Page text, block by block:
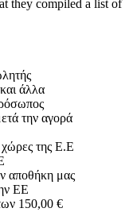
they compiled a list of
άλλα
την αγορά
της Ε.Ε
αποθήκη μας
ΕΕ
150,00 €